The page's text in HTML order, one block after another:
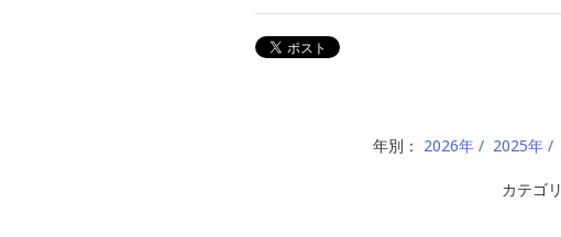
年別： 2026年 2025年
カテゴ